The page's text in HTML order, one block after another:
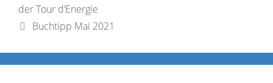
der Tour d’Energie
Buchtipp Mai 2021